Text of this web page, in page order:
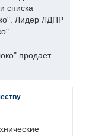
списка
Лидер ЛДПР
продает